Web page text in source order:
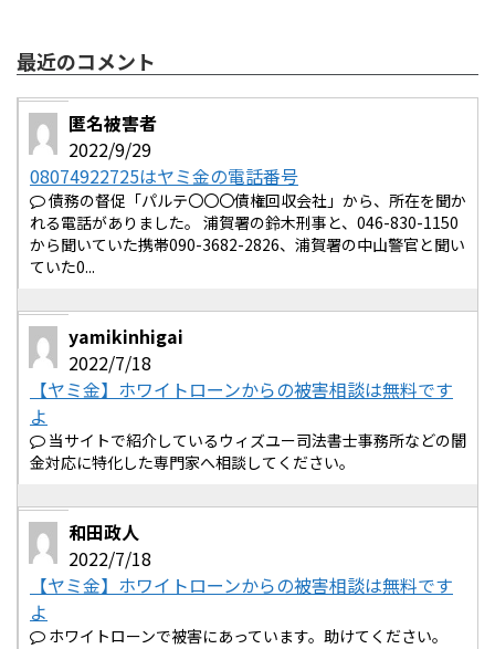
最近のコメント
匿名被害者
2022/9/29
08074922725はヤミ金の電話番号
債務の督促「パルテ〇〇〇債権回収会社」から、所在を聞か
れる電話がありました。 浦賀署の鈴木刑事と、046-830-1150
から聞いていた携帯090-3682-2826、浦賀署の中山警官と聞い
ていた0...
yamikinhigai
2022/7/18
【ヤミ金】ホワイトローンからの被害相談は無料です
よ
当サイトで紹介しているウィズユー司法書士事務所などの闇
金対応に特化した専門家へ相談してください。
和田政人
2022/7/18
【ヤミ金】ホワイトローンからの被害相談は無料です
よ
ホワイトローンで被害にあっています。助けてください。